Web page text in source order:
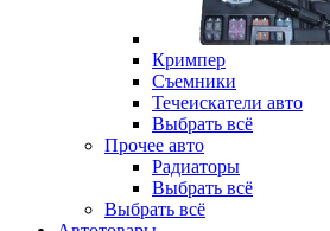
Кримпер
Съемники
Течеискатели авто
Выбрать всё
Прочее авто
Радиаторы
Выбрать всё
Выбрать всё